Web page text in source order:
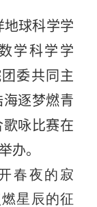
地球科学学
学科学学
委共同主
逐梦燃青
咏比赛在
办。
春夜的寂
星辰的征